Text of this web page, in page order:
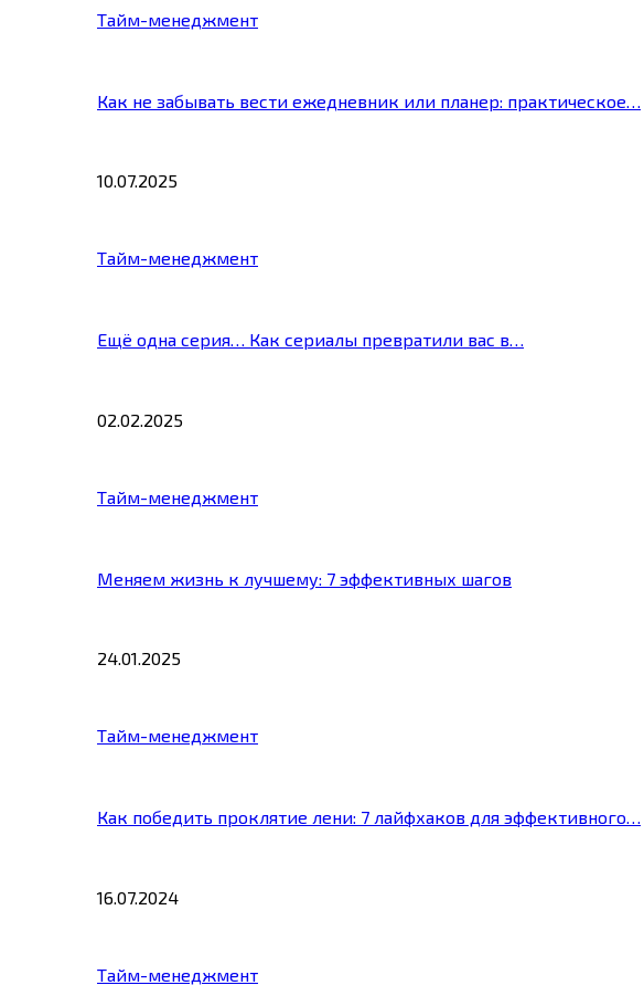
Тайм-менеджмент
Как не забывать вести ежедневник или планер: практическое…
10.07.2025
Тайм-менеджмент
Ещё одна серия… Как сериалы превратили вас в…
02.02.2025
Тайм-менеджмент
Меняем жизнь к лучшему: 7 эффективных шагов
24.01.2025
Тайм-менеджмент
Как победить проклятие лени: 7 лайфхаков для эффективного…
16.07.2024
Тайм-менеджмент